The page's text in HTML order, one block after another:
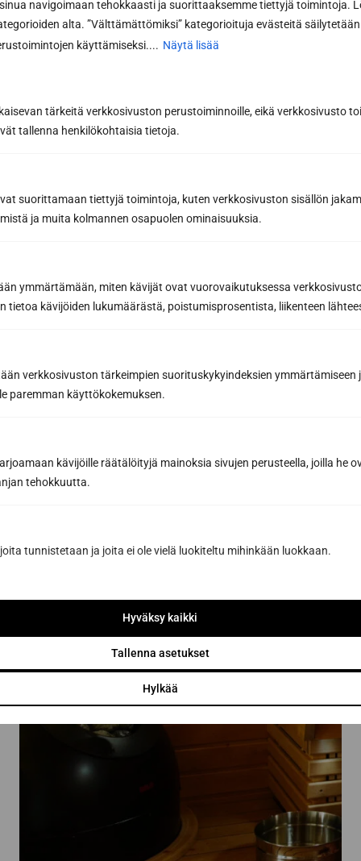
navigoimaan tehokkaasti ja suorittaaksemme tiettyjä toimintoja.
alta. ”Välttämättömiksi” kategorioituja evästeitä säilytetään
käyttämiseksi.... Näytä lisää
tärkeitä verkkosivuston perustoiminnoille, eikä verkkosivusto
tallenna henkilökohtaisia tietoja.
suorittamaan tiettyjä toimintoja, kuten verkkosivuston sisällön
ja muita kolmannen osapuolen ominaisuuksia.
ymmärtämään, miten kävijät ovat vuorovaikutuksessa
tietoa kävijöiden lukumäärästä, poistumisprosentista, liikenteen
verkkosivuston tärkeimpien suorituskykyindeksien ymmärtämiseen
paremman käyttökokemuksen.
kävijöille räätälöityjä mainoksia sivujen perusteella, joilla he
tehokkuutta.
tunnistetaan ja joita ei ole vielä luokiteltu mihinkään luokkaan.
Hylkää
Tallenna asetukset
Hyväksy kaikki
Viesti tai lisätiedot...